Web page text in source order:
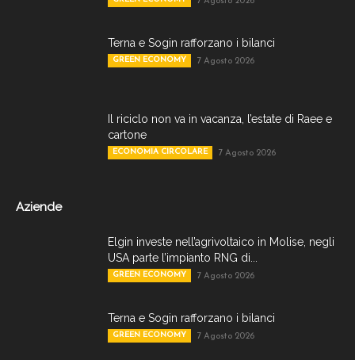
Terna e Sogin rafforzano i bilanci
GREEN ECONOMY 7 Agosto 2026
Il riciclo non va in vacanza, l’estate di Raee e
cartone
ECONOMIA CIRCOLARE 7 Agosto 2026
Aziende
Elgin investe nell’agrivoltaico in Molise, negli
USA parte l’impianto RNG di...
GREEN ECONOMY 7 Agosto 2026
Terna e Sogin rafforzano i bilanci
GREEN ECONOMY 7 Agosto 2026